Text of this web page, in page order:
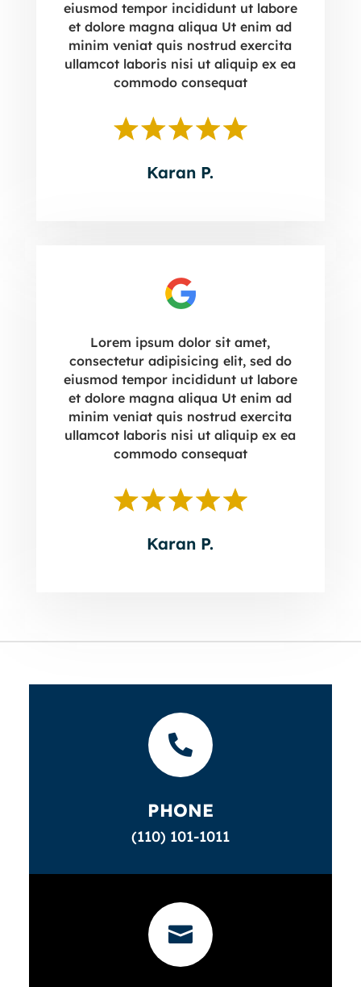
eiusmod tempor incididunt ut labore
et dolore magna aliqua Ut enim ad
minim veniat quis nostrud exercita
ullamcot laboris nisi ut aliquip ex ea
commodo consequat
Karan P.
Lorem ipsum dolor sit amet,
consectetur adipisicing elit, sed do
eiusmod tempor incididunt ut labore
et dolore magna aliqua Ut enim ad
minim veniat quis nostrud exercita
ullamcot laboris nisi ut aliquip ex ea
commodo consequat
Karan P.

PHONE
(110) 101-1011
